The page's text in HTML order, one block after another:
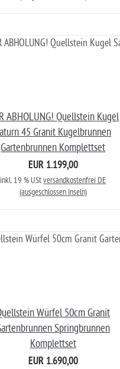
ABHOLUNG! Quellstein Kugel
45 Granit Kugelbrunnen
Gartenbrunnen Komplettset
EUR 1.199,00
inkl. 19 % UStversandkostenfrei DE
(ausgeschlossen Inseln)
Würfel 50cm Granit
Springbrunnen
Komplettset
EUR 1.690,00